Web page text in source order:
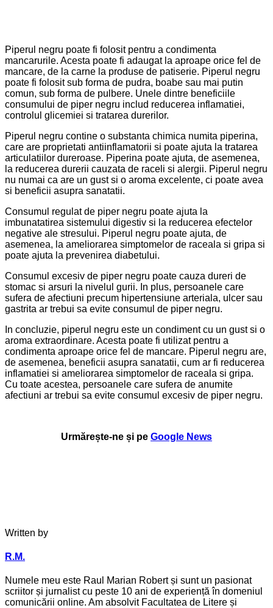
Piperul negru poate fi folosit pentru a condimenta
mancarurile. Acesta poate fi adaugat la aproape orice fel de
mancare, de la carne la produse de patiserie. Piperul negru
poate fi folosit sub forma de pudra, boabe sau mai putin
comun, sub forma de pulbere. Unele dintre beneficiile
consumului de piper negru includ reducerea inflamatiei,
controlul glicemiei si tratarea durerilor.
Piperul negru contine o substanta chimica numita piperina,
care are proprietati antiinflamatorii si poate ajuta la tratarea
articulatiilor dureroase. Piperina poate ajuta, de asemenea,
la reducerea durerii cauzata de raceli si alergii. Piperul negru
nu numai ca are un gust si o aroma excelente, ci poate avea
si beneficii asupra sanatatii.
Consumul regulat de piper negru poate ajuta la
imbunatatirea sistemului digestiv si la reducerea efectelor
negative ale stresului. Piperul negru poate ajuta, de
asemenea, la ameliorarea simptomelor de raceala si gripa si
poate ajuta la prevenirea diabetului.
Consumul excesiv de piper negru poate cauza dureri de
stomac si arsuri la nivelul gurii. In plus, persoanele care
sufera de afectiuni precum hipertensiune arteriala, ulcer sau
gastrita ar trebui sa evite consumul de piper negru.
In concluzie, piperul negru este un condiment cu un gust si o
aroma extraordinare. Acesta poate fi utilizat pentru a
condimenta aproape orice fel de mancare. Piperul negru are,
de asemenea, beneficii asupra sanatatii, cum ar fi reducerea
inflamatiei si ameliorarea simptomelor de raceala si gripa.
Cu toate acestea, persoanele care sufera de anumite
afectiuni ar trebui sa evite consumul excesiv de piper negru.
Urmărește-ne și pe Google News
Written by
R.M.
Numele meu este Raul Marian Robert și sunt un pasionat
scriitor și jurnalist cu peste 10 ani de experiență în domeniul
comunicării online. Am absolvit Facultatea de Litere și